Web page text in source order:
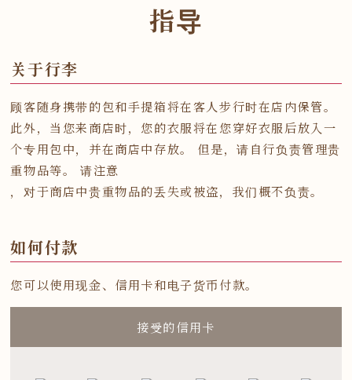
指导
关于行李
顾客随身携带的包和手提箱将在客人步行时在店内保管。
此外，当您来商店时，您的衣服将在您穿好衣服后放入一
个专用包中，并在商店中存放。 但是，请自行负责管理贵
重物品等。 请注意
，对于商店中贵重物品的丢失或被盗，我们概不负责。
如何付款
您可以使用现金、信用卡和电子货币付款。
接受的信用卡